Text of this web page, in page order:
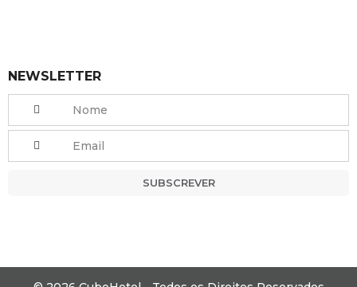
NEWSLETTER
SUBSCREVER